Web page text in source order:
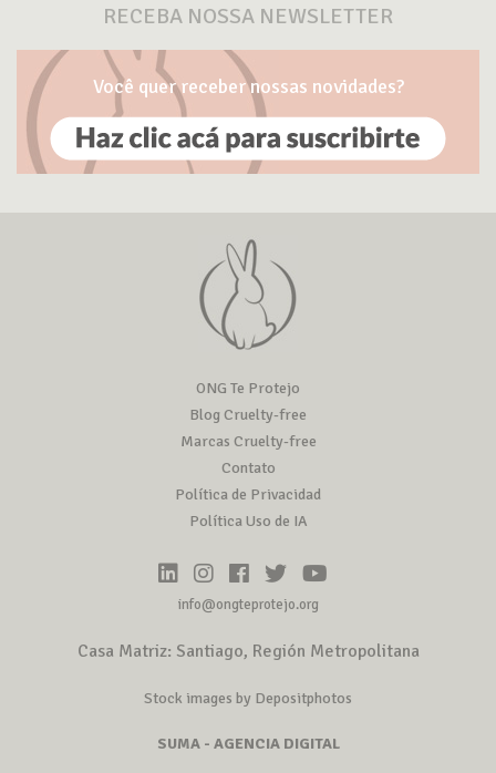
RECEBA NOSSA NEWSLETTER
Você quer receber nossas novidades?
ONG Te Protejo
Blog Cruelty-free
Marcas Cruelty-free
Contato
Política de Privacidad
Política Uso de IA
info@ongteprotejo.org
Casa Matriz: Santiago, Región Metropolitana
Stock images by Depositphotos
SUMA - AGENCIA DIGITAL